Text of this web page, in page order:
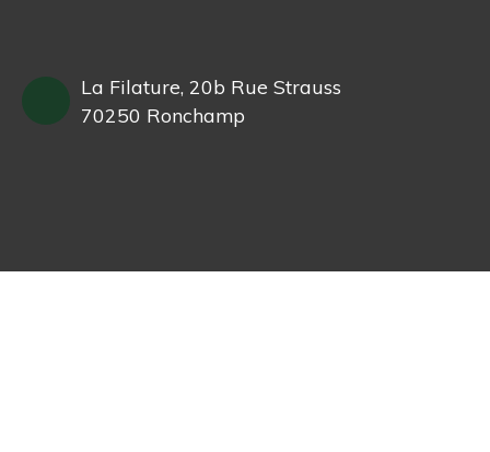
La Filature, 20b Rue Strauss
70250 Ronchamp